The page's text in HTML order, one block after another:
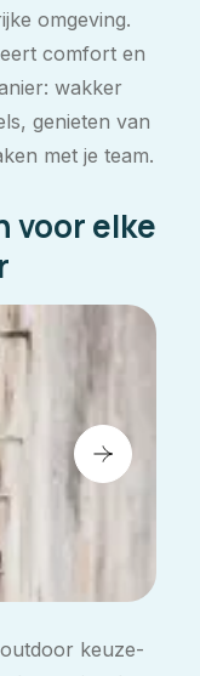
omgeving.
comfort en
wakker
genieten van
met je team.
voor elke
keuze-